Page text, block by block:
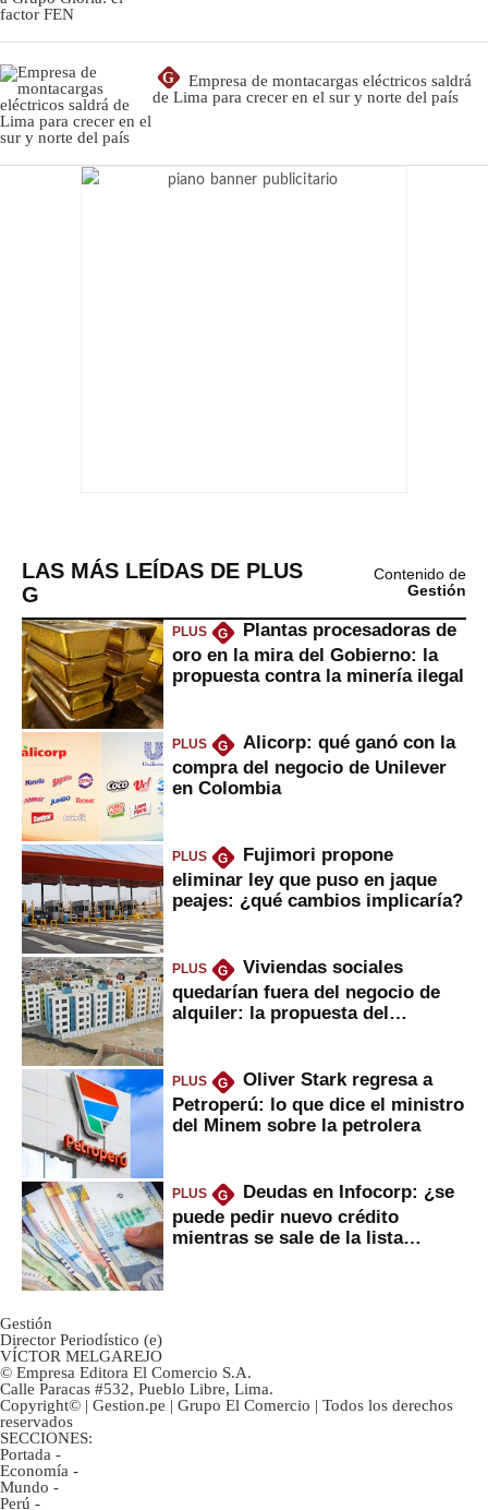
G
Empresa de montacargas eléctricos saldrá
de Lima para crecer en el sur y norte del país
LAS MÁS LEÍDAS DE PLUS
G
Contenido de
Gestión
PLUS G
Plantas procesadoras de
oro en la mira del Gobierno: la
propuesta contra la minería ilegal
PLUS G
Alicorp: qué ganó con la
compra del negocio de Unilever
en Colombia
PLUS G
Fujimori propone
eliminar ley que puso en jaque
peajes: ¿qué cambios implicaría?
PLUS G
Viviendas sociales
quedarían fuera del negocio de
alquiler: la propuesta del
PLUS G
Oliver Stark regresa a
Petroperú: lo que dice el ministro
del Minem sobre la petrolera
PLUS G
Deudas en Infocorp: ¿se
puede pedir nuevo crédito
mientras se sale de la lista
Gestión
Director Periodístico (e)
VÍCTOR MELGAREJO
© Empresa Editora El Comercio S.A.
Calle Paracas #532, Pueblo Libre, Lima.
Copyright© | Gestion.pe | Grupo El Comercio | Todos los derechos
reservados
SECCIONES:
Portada -
Economía -
Mundo -
Perú -